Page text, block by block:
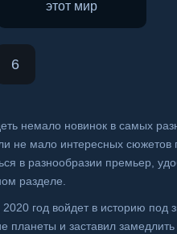
этот мир
6
немало новинок в самых
не мало интересных сюжетов
в разнообразии премьер,
разделе.
год войдет в историю под
планеты и заставил